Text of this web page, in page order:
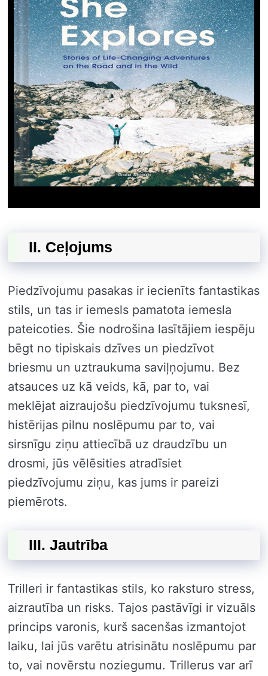
II. Ceļojums
Piedzīvojumu pasakas ir iecienīts fantastikas
stils, un tas ir iemesls pamatota iemesla
pateicoties. Šie nodrošina lasītājiem iespēju
bēgt no tipiskais dzīves un piedzīvot
briesmu un uztraukuma saviļņojumu. Bez
atsauces uz kā veids, kā, par to, vai
meklējat aizraujošu piedzīvojumu tuksnesī,
histērijas pilnu noslēpumu par to, vai
sirsnīgu ziņu attiecībā uz draudzību un
drosmi, jūs vēlēsities atradīsiet
piedzīvojumu ziņu, kas jums ir pareizi
piemērots.
III. Jautrība
Trilleri ir fantastikas stils, ko raksturo stress,
aizrautība un risks. Tajos pastāvīgi ir vizuāls
princips varonis, kurš sacenšas izmantojot
laiku, lai jūs varētu atrisinātu noslēpumu par
to, vai novērstu noziegumu. Trillerus var arī